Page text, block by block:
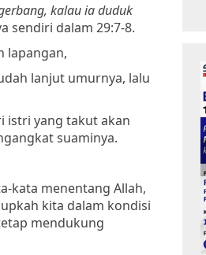
kalau ia duduk
sendiri dalam 29:7-8.
lapangan,
lanjut umurnya, lalu
istri yang takut akan
suaminya.
kata menentang Allah,
kita dalam kondisi
mendukung